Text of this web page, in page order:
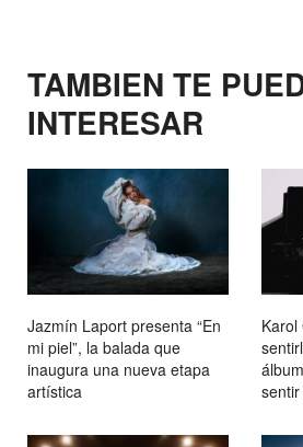
TAMBIEN TE
INTERESAR
Jazmín Laport presenta “En
mi piel”, la balada que
inaugura una nueva etapa
artística